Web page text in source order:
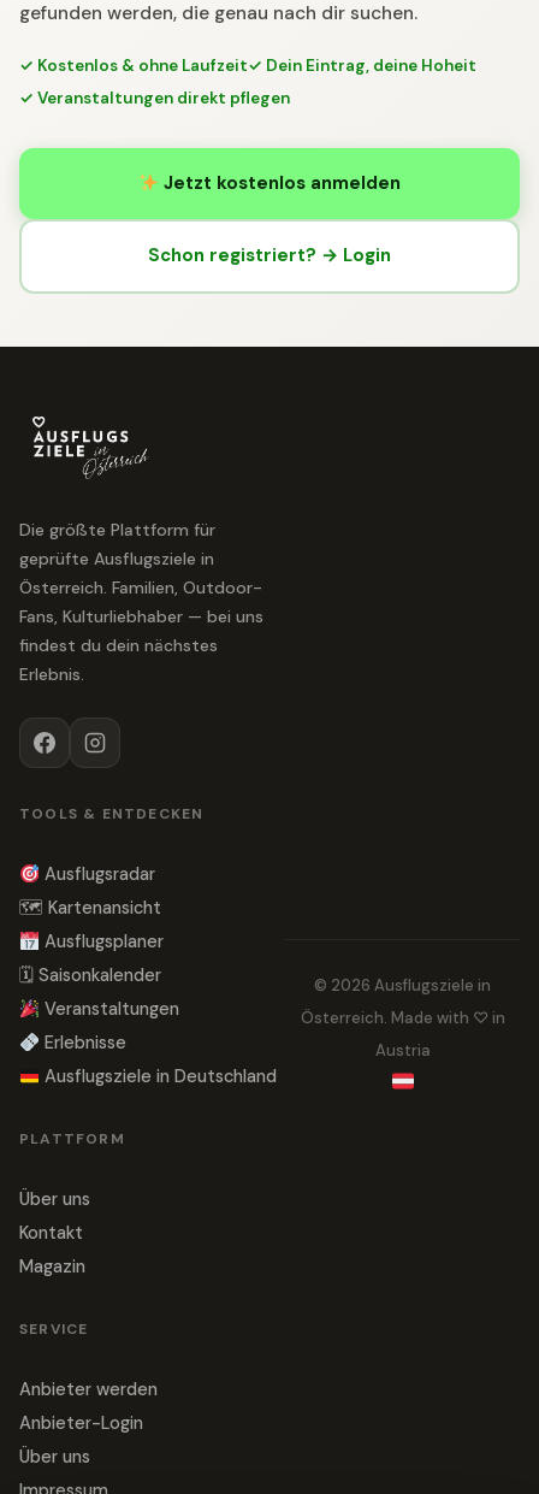
gefunden werden, die genau nach dir suchen.
✓ Kostenlos & ohne Laufzeit✓ Dein Eintrag, deine Hoheit
✓ Veranstaltungen direkt pflegen
Jetzt kostenlos anmelden
Schon registriert? → Login
Die größte Plattform für
geprüfte Ausflugsziele in
Österreich. Familien, Outdoor-
Fans, Kulturliebhaber — bei uns
findest du dein nächstes
Erlebnis.
TOOLS & ENTDECKEN
Ausflugsradar
🗺 Kartenansicht
Ausflugsplaner
🗓 Saisonkalender
Veranstaltungen
Erlebnisse
Ausflugsziele in Deutschland
PLATTFORM
Über uns
Kontakt
Magazin
SERVICE
Anbieter werden
Anbieter-Login
Über uns
© 2026 Ausflugsziele in
Österreich. Made with ♡ in
Austria